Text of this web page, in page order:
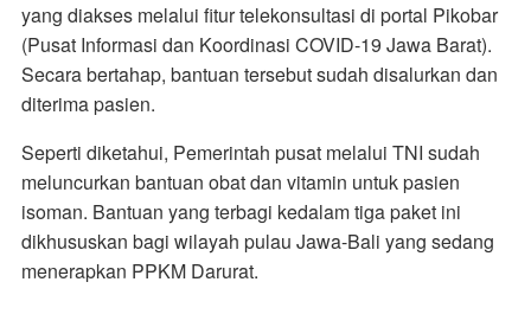
yang diakses melalui fitur telekonsultasi di portal Pikobar
(Pusat Informasi dan Koordinasi COVID-19 Jawa Barat).
Secara bertahap, bantuan tersebut sudah disalurkan dan
diterima pasien.
Seperti diketahui, Pemerintah pusat melalui TNI sudah
meluncurkan bantuan obat dan vitamin untuk pasien
isoman. Bantuan yang terbagi kedalam tiga paket ini
dikhususkan bagi wilayah pulau Jawa-Bali yang sedang
menerapkan PPKM Darurat.